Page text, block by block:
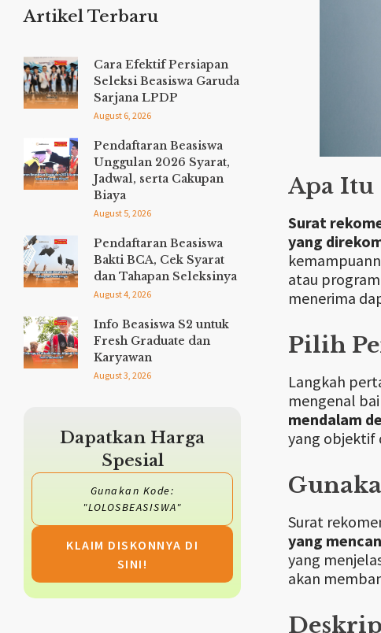
Artikel Terbaru
Cara Efektif Persiapan
Seleksi Beasiswa Garuda
Sarjana LPDP
August 6, 2026
Pendaftaran Beasiswa
Unggulan 2026 Syarat,
Jadwal, serta Cakupan
Biaya
August 5, 2026
Pendaftaran Beasiswa
Bakti BCA, Cek Syarat
dan Tahapan Seleksinya
August 4, 2026
Info Beasiswa S2 untuk
Fresh Graduate dan
Karyawan
August 3, 2026
Dapatkan Harga
Spesial
Gunakan Kode:
"LOLOSBEASISWA"
KLAIM DISKONNYA DI
SINI!
Apa Itu
Surat
yang
atau
menerima
Pilih
Langkah
mengenal
mendalam
yang objektif
Surat
yang
yang
akan